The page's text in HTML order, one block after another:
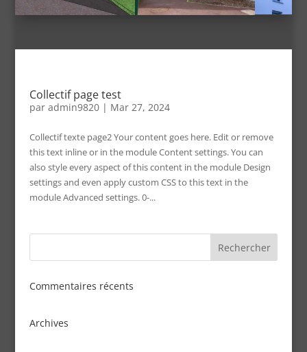
Collectif page test
par admin9820| Mar 27, 2024
Collectif texte page2 Your content goes here. Edit or remove
this text inline or in the module Content settings. You can
also style every aspect of this content in the module Design
settings and even apply custom CSS to this text in the
module Advanced settings. 0-...
Commentaires récents
Archives